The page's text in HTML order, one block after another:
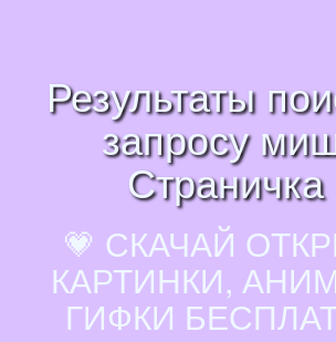
Результаты
запросу
Страничка
💗 СКАЧАЙ
КАРТИНКИ,
ГИФКИ